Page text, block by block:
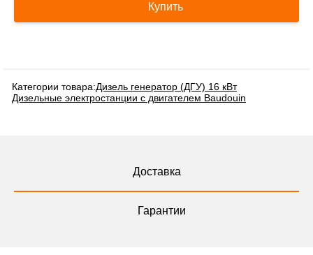
Купить
Категории товара:Дизель генератор (ДГУ) 16 кВт
Дизельные электростанции с двигателем Baudouin
Доставка
Гарантии